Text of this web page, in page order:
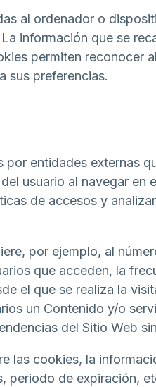
al ordenador o
información que se
permiten reconocer
sus preferencias.
entidades externas
usuario al navegar
de accesos y
por ejemplo, al
que acceden, la
el que se realiza la
un Contenido y/o
del Sitio Web
las cookies, la
periodo de expiración,